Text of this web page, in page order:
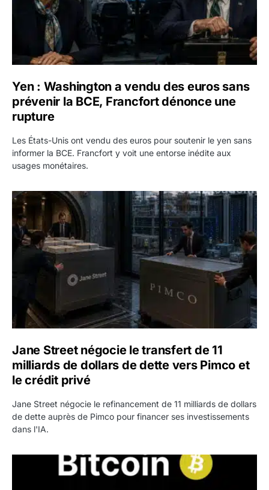
Yen : Washington a vendu des euros sans
prévenir la BCE, Francfort dénonce une
rupture
Les États-Unis ont vendu des euros pour soutenir le yen sans
informer la BCE. Francfort y voit une entorse inédite aux
usages monétaires.
Jane Street négocie le transfert de 11 milliards de
Jane Street négocie le transfert de 11
milliards de dollars de dette vers Pimco et
le crédit privé
Jane Street négocie le refinancement de 11 milliards de dollars
de dette auprès de Pimco pour financer ses investissements
dans l'IA.
Bitcoin stagne à 64 000 dollars pendant que les